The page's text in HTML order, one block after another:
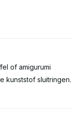
of amigurumi
kunststof sluitringen.